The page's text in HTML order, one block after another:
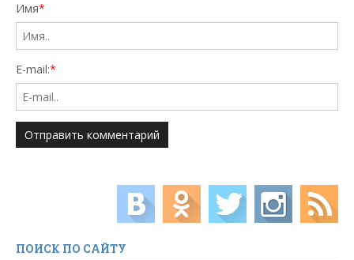
Имя*
E-mail:*
ПОИСК ПО САЙТУ